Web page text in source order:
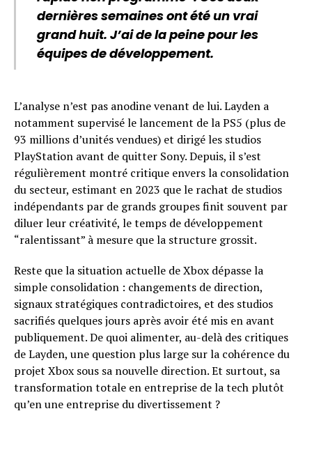
dernières semaines ont été un vrai
grand huit. J’ai de la peine pour les
équipes de développement.
L’analyse n’est pas anodine venant de lui. Layden a
notamment supervisé le lancement de la PS5 (plus de
93 millions d’unités vendues) et dirigé les studios
PlayStation avant de quitter Sony. Depuis, il s’est
régulièrement montré critique envers la consolidation
du secteur, estimant en 2023 que le rachat de studios
indépendants par de grands groupes finit souvent par
diluer leur créativité, le temps de développement
“ralentissant” à mesure que la structure grossit.
Reste que la situation actuelle de Xbox dépasse la
simple consolidation : changements de direction,
signaux stratégiques contradictoires, et des studios
sacrifiés quelques jours après avoir été mis en avant
publiquement. De quoi alimenter, au-delà des critiques
de Layden, une question plus large sur la cohérence du
projet Xbox sous sa nouvelle direction. Et surtout, sa
transformation totale en entreprise de la tech plutôt
qu’en une entreprise du divertissement ?